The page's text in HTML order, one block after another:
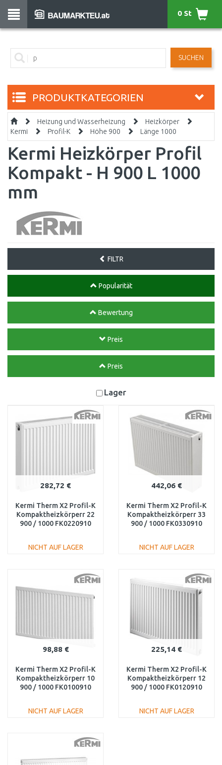
SUCHEN
0 St
PRODUKTKATEGORIEN
Heizung und Wasserheizung
Heizkörper
Kermi
Profil-K Höhe 900 Länge 1000
Kermi Heizkörper Profil
Kompakt - H 900 L 1000
mm
FILTR
Popularität
Bewertung
Preis
Preis
Lager
282,72 €
Kermi Therm X2 Profil-K
Kompaktheizkörperr 22
900 / 1000 FK0220910
NICHT AUF LAGER
442,06 €
Kermi Therm X2 Profil-K
Kompaktheizkörperr 33
900 / 1000 FK0330910
NICHT AUF LAGER
Vergleichen
98,88 €
Kermi Therm X2 Profil-K
Kompaktheizkörperr 10
900 / 1000 FK0100910
NICHT AUF LAGER
225,14 €
Kermi Therm X2 Profil-K
Kompaktheizkörperr 12
900 / 1000 FK0120910
NICHT AUF LAGER